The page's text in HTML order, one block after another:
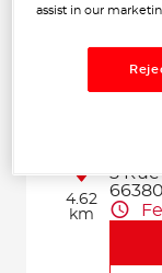
4.62
km
5
assist in our